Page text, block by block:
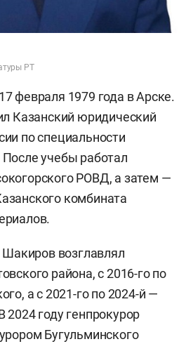
РТ
февраля 1979 года в Арске.
Казанский юридический
по специальности
учебы работал
РОВД, а затем —
комбината
Шакиров возглавлял
района, с 2016-го по
а с 2021-го по 2024-й —
году генпрокурор
Бугульминского